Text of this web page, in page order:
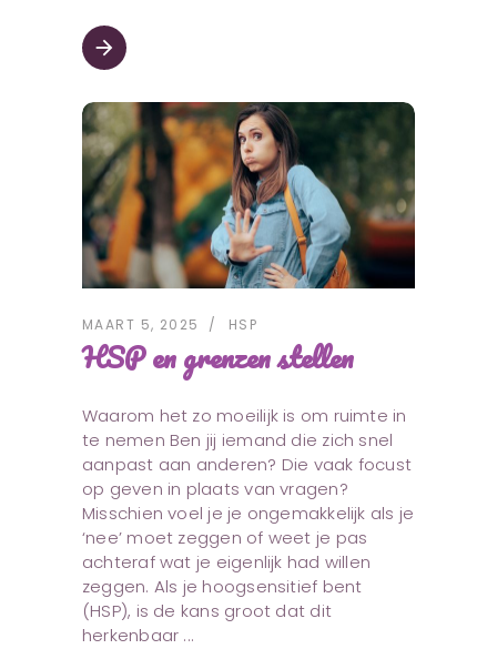
arrow_forward
MAART 5, 2025 HSP
HSP en grenzen stellen
Waarom het zo moeilijk is om ruimte in
te nemen Ben jij iemand die zich snel
aanpast aan anderen? Die vaak focust
op geven in plaats van vragen?
Misschien voel je je ongemakkelijk als je
‘nee’ moet zeggen of weet je pas
achteraf wat je eigenlijk had willen
zeggen. Als je hoogsensitief bent
(HSP), is de kans groot dat dit
herkenbaar